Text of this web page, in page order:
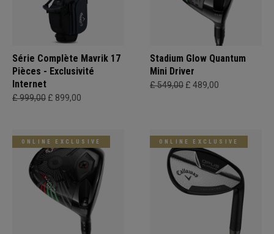
Série Complète Mavrik 17
Pièces - Exclusivité
Internet
£ 999,00 £ 899,00
Stadium Glow Quantum
Mini Driver
£ 549,00 £ 489,00
ONLINE EXCLUSIVE ONLINE EXCLUSIVE